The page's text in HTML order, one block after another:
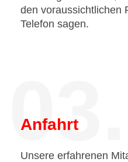
den voraussichtlichen
Telefon sagen.
03.
Anfahrt
Unsere erfahrenen